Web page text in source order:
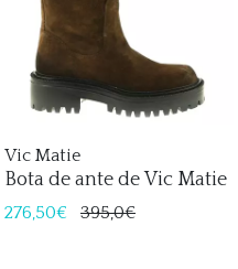
Vic Matie
Bota de ante de Vic Matie
276,50€ 395,0€